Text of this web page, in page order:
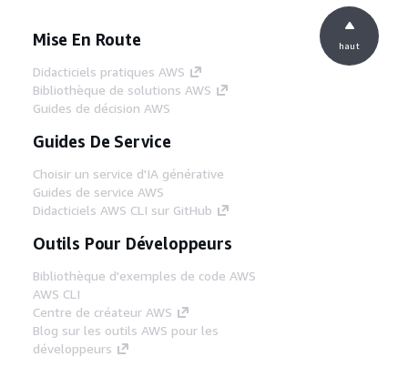
Mise En Route
Didacticiels pratiques AWS
Bibliothèque de solutions AWS
Guides de décision AWS
Guides De Service
Choisir un service d'IA générative
Guides de service AWS
Didacticiels AWS CLI sur GitHub
Outils Pour Développeurs
Bibliothèque d'exemples de code AWS
AWS CLI
Centre de créateur AWS
Blog sur les outils AWS pour les
développeurs
haut